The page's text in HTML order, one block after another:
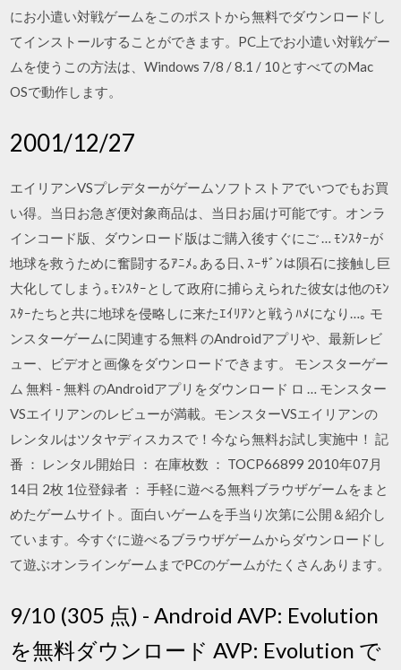
にお小遣い対戦ゲームをこのポストから無料でダウンロードし
てインストールすることができます。PC上でお小遣い対戦ゲー
ムを使うこの方法は、Windows 7/8 / 8.1 / 10とすべてのMac
OSで動作します。
2001/12/27
エイリアンVSプレデターがゲームソフトストアでいつでもお買
い得。当日お急ぎ便対象商品は、当日お届け可能です。オンラ
インコード版、ダウンロード版はご購入後すぐにご … ﾓﾝｽﾀｰが
地球を救うために奮闘するｱﾆﾒ｡ある日､ｽｰｻﾞﾝは隕石に接触し巨
大化してしまう｡ﾓﾝｽﾀｰとして政府に捕らえられた彼女は他のﾓﾝ
ｽﾀｰたちと共に地球を侵略しに来たｴｲﾘｱﾝと戦うﾊﾒになり…｡ モ
ンスターゲームに関連する無料 のAndroidアプリや、最新レビ
ュー、ビデオと画像をダウンロードできます。 モンスターゲー
ム 無料 - 無料 のAndroidアプリをダウンロード ロ … モンスター
VSエイリアンのレビューが満載。モンスターVSエイリアンの
レンタルはツタヤディスカスで！今なら無料お試し実施中！ 記
番 ： レンタル開始日 ： 在庫枚数 ： TOCP66899 2010年07月
14日 2枚 1位登録者 ： 手軽に遊べる無料ブラウザゲームをまと
めたゲームサイト。面白いゲームを手当り次第に公開＆紹介し
ています。今すぐに遊べるブラウザゲームからダウンロードし
て遊ぶオンラインゲームまでPCのゲームがたくさんあります。
9/10 (305 点) - Android AVP: Evolution
を無料ダウンロード AVP: Evolution で